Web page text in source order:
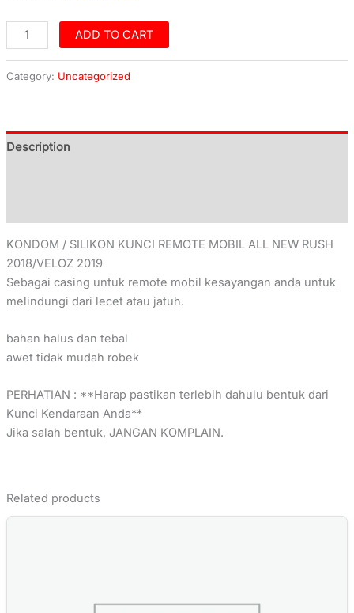
ADD TO CART
Category: Uncategorized
Description
KONDOM / SILIKON KUNCI REMOTE MOBIL ALL NEW RUSH
2018/VELOZ 2019
Sebagai casing untuk remote mobil kesayangan anda untuk
melindungi dari lecet atau jatuh.
bahan halus dan tebal
awet tidak mudah robek
PERHATIAN : **Harap pastikan terlebih dahulu bentuk dari
Kunci Kendaraan Anda**
Jika salah bentuk, JANGAN KOMPLAIN.
Related products